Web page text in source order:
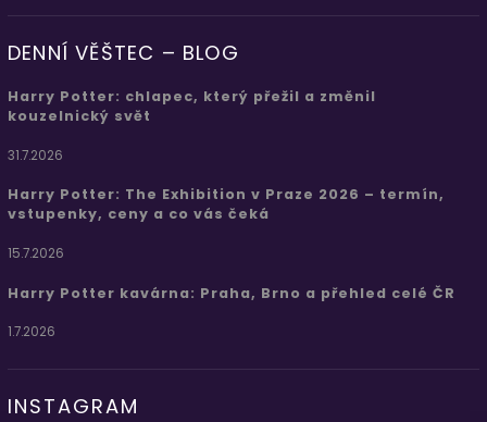
DENNÍ VĚŠTEC – BLOG
Harry Potter: chlapec, který přežil a změnil
kouzelnický svět
31.7.2026
Harry Potter: The Exhibition v Praze 2026 – termín,
vstupenky, ceny a co vás čeká
15.7.2026
Harry Potter kavárna: Praha, Brno a přehled celé ČR
1.7.2026
INSTAGRAM